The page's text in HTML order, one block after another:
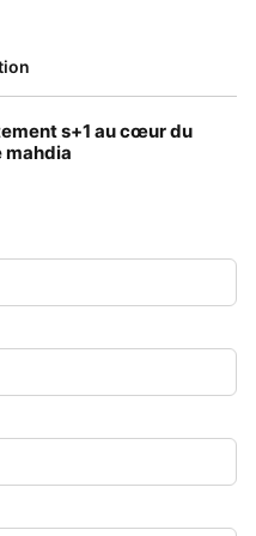
s+1 au cœur du
mahdia